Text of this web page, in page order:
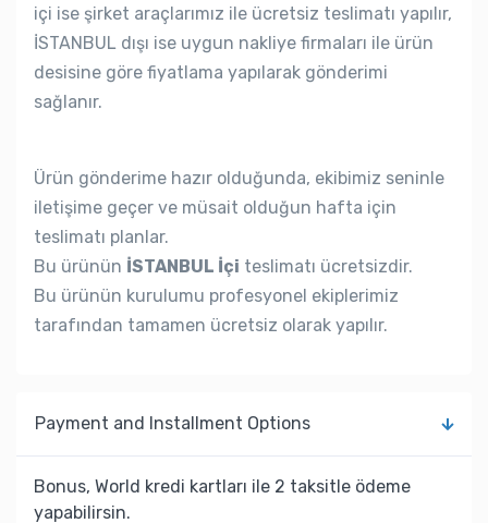
içi ise şirket araçlarımız ile ücretsiz teslimatı yapılır,
İSTANBUL dışı ise uygun nakliye firmaları ile ürün
desisine göre fiyatlama yapılarak gönderimi
sağlanır.
Ürün gönderime hazır olduğunda, ekibimiz seninle
iletişime geçer ve müsait olduğun hafta için
teslimatı planlar.
Bu ürünün İSTANBUL İçi teslimatı ücretsizdir.
Bu ürünün kurulumu profesyonel ekiplerimiz
tarafından tamamen ücretsiz olarak yapılır.
Payment and Installment Options
Bonus, World kredi kartları ile 2 taksitle ödeme
yapabilirsin.